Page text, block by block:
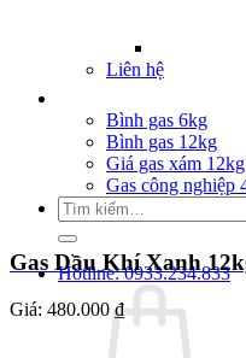
Liên hệ
Bình gas 6kg
Bình gas 12kg
Giá gas xám 12kg
Gas công nghiệp
Tìm
kiếm:
Hotline: 0933.234.833
Gas Dầu Khí Xanh
Giá: 480.000 ₫